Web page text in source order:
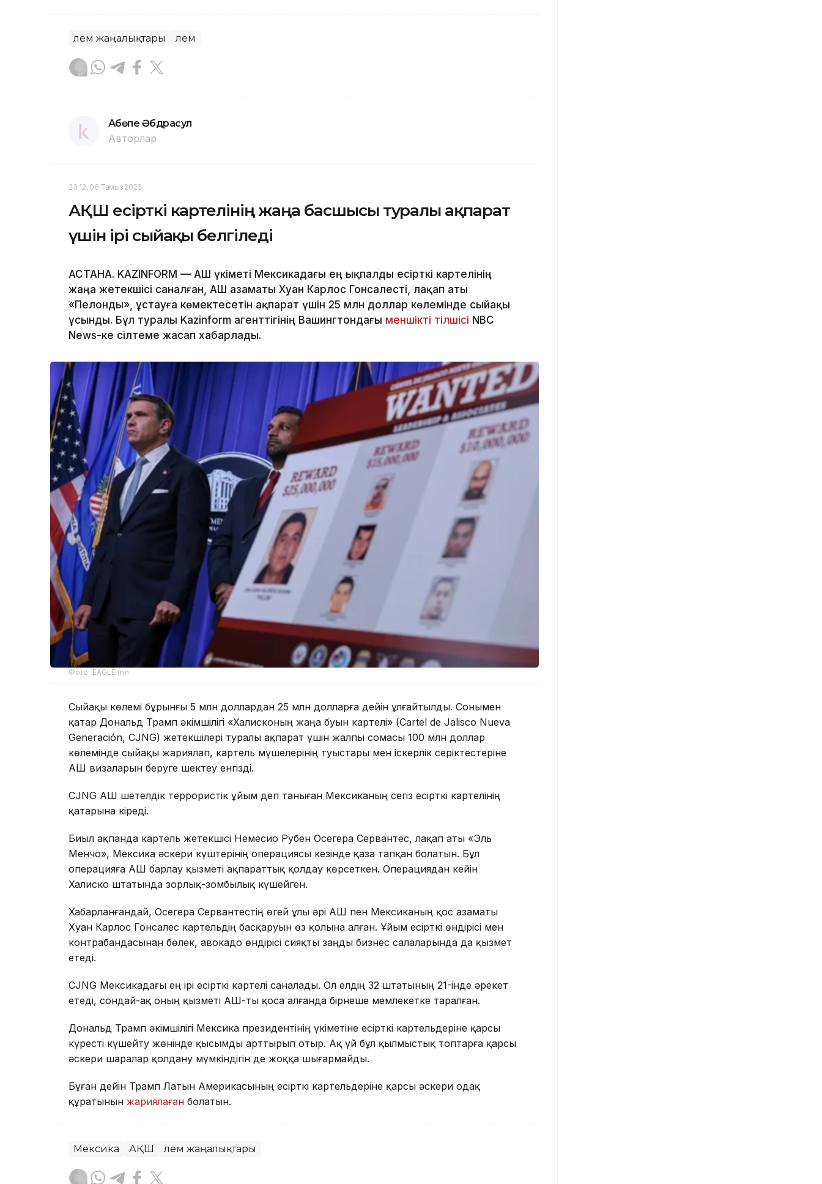
Әлем жаңалықтары Әлем
Ақбөпе Әбдрасул
Авторлар
23:12, 06 Тамыз 2026
АҚШ есірткі картелінің жаңа басшысы туралы ақпарат
үшін ірі сыйақы белгіледі
АСТАНА. KAZINFORM — АҚШ үкіметі Мексикадағы ең ықпалды есірткі картелінің
жаңа жетекшісі саналған, АҚШ азаматы Хуан Карлос Гонсалесті, лақап аты
«Пелонды», ұстауға көмектесетін ақпарат үшін 25 млн доллар көлемінде сыйақы
ұсынды. Бұл туралы Kazinform агенттігінің Вашингтондағы меншікті тілшісі NBC
News-ке сілтеме жасап хабарлады.
Фото: EAGLE.mn
Сыйақы көлемі бұрынғы 5 млн доллардан 25 млн долларға дейін ұлғайтылды. Сонымен
қатар Дональд Трамп әкімшілігі «Халисконың жаңа буын картелі» (Cartel de Jalisco Nueva
Generación, CJNG) жетекшілері туралы ақпарат үшін жалпы сомасы 100 млн доллар
көлемінде сыйақы жариялап, картель мүшелерінің туыстары мен іскерлік серіктестеріне
АҚШ визаларын беруге шектеу енгізді.
CJNG АҚШ шетелдік террористік ұйым деп таныған Мексиканың сегіз есірткі картелінің
қатарына кіреді.
Биыл ақпанда картель жетекшісі Немесио Рубен Осегера Сервантес, лақап аты «Эль
Менчо», Мексика әскери күштерінің операциясы кезінде қаза тапқан болатын. Бұл
операцияға АҚШ барлау қызметі ақпараттық қолдау көрсеткен. Операциядан кейін
Халиско штатында зорлық-зомбылық күшейген.
Хабарланғандай, Осегера Сервантестің өгей ұлы әрі АҚШ пен Мексиканың қос азаматы
Хуан Карлос Гонсалес картельдің басқаруын өз қолына алған. Ұйым есірткі өндірісі мен
контрабандасынан бөлек, авокадо өндірісі сияқты заңды бизнес салаларында да қызмет
етеді.
CJNG Мексикадағы ең ірі есірткі картелі саналады. Ол елдің 32 штатының 21-інде әрекет
етеді, сондай-ақ оның қызметі АҚШ-ты қоса алғанда бірнеше мемлекетке таралған.
Дональд Трамп әкімшілігі Мексика президентінің үкіметіне есірткі картельдеріне қарсы
күресті күшейту жөнінде қысымды арттырып отыр. Ақ үй бұл қылмыстық топтарға қарсы
әскери шаралар қолдану мүмкіндігін де жоққа шығармайды.
Бұған дейін Трамп Латын Америкасының есірткі картельдеріне қарсы әскери одақ
құратынын жариялаған болатын.
Мексика АҚШ Әлем жаңалықтары